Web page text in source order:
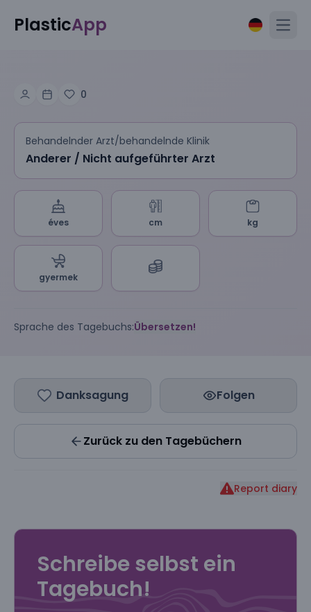
PlasticApp
0
Behandelnder Arzt/behandelnde Klinik
Anderer / Nicht aufgeführter Arzt
éves cm kg
gyermek
Sprache des Tagebuchs:Übersetzen!
Danksagung Folgen
Zurück zu den Tagebüchern
Report diary
Schreibe selbst ein
Tagebuch!